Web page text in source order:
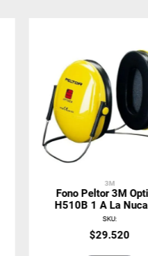
3M
Fono Peltor 3M
H510B 1 A La
H6B) 3M SNR 26
SKU:
$29.520